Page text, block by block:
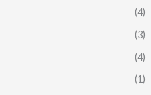
(4)
(3)
(4)
(1)